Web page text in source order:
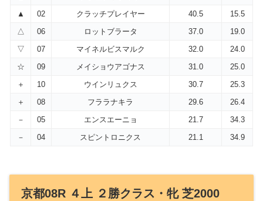
▲
02 クラッチプレイヤー 40.5
15.5
△
06 ロットブラータ 37.0
19.0
▽
07 マイネルビスマルク 32.0
24.0
☆
09 メイショウアゴナス 31.0
25.0
＋
10 ウインリュクス 30.7
25.3
＋
08 フララナキラ 29.6
26.4
－
05 エンスエーニョ 21.7
34.3
－
04 スピントロニクス 21.1 34.9
京都08R ４上 ２勝クラス・牝 芝2000